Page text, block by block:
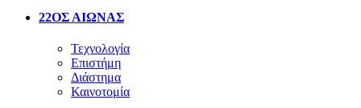
22ΟΣ ΑΙΩΝΑΣ
Τεχνολογία
Επιστήμη
Διάστημα
Καινοτομία